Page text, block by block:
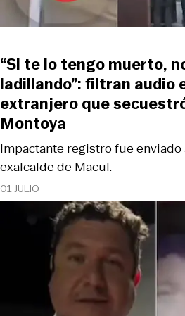
01 JULIO
Impactante registro fue enviado
exalcalde de Macul.
“Si te lo tengo muerto,
ladillando”: filtran audio
extranjero que
Montoya